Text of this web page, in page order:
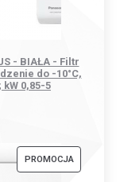
- BIAŁA - Filtr
do -10°C,
kW 0,85-5
PROMOCJAPRODUKT